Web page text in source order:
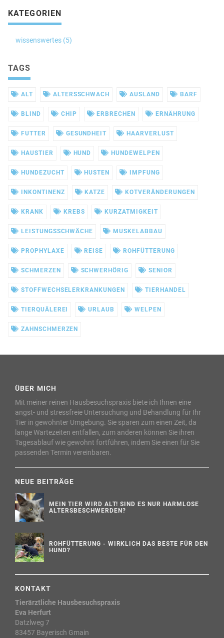
KATEGORIEN
wissenswertes (5)
TAGS
ALT ALTERSSCHWACH AUSLAND BARF
BLIND CHIP ERBRECHEN ERNÄHRUNG
FUTTER GESUNDHEIT HAARVERLUST
HAUSTIER HUND HUNDEWELPEN
HUNDEZUCHT HUSTEN IMPFUNG
INKONTINENZ KATZE KOTVERÄNDERUNGEN
KRANK KREBS KURZATMIGKEIT
LEISTUNGSSCHWÄCHE MUSKELABBAU
PROPHYLAXE REISE ROHFÜTTERUNG
SCHMERZEN SCHWERHÖRIG SENIOR
STOFFWECHSELERKRANKUNGEN TIERHANDEL
TIERQUÄLEREI URLAUB WELPEN
ZAHNSCHMERZEN
ÜBER MICH
Mit meiner reinen Hausbesuchspraxis biete ich Ihnen eine
angst- und stressfreie Untersuchung und Behandlung für Ihr
Tier in gewohnter Umgebung. Sie sparen zum einen Zeit, da
lange Wartezeiten entfallen, zum anderen können Sie ihren
Tagesablauf wie gewohnt fortführen, indem Sie einen für Sie
passenden Termin vereinbaren.
NEUE BEITRÄGE
MEIN TIER WIRD ALT! SIND ES NUR HARMLOSE
ALTERSBESCHWERDEN?
ROHFÜTTERUNG - WIRKLICH DAS BESTE FÜR DEN
HUND?
KONTAKT
Tierärztliche Hausbesuchspraxis
Eva Herfurt
Datzlweg 7
83457 Bayerisch Gmain